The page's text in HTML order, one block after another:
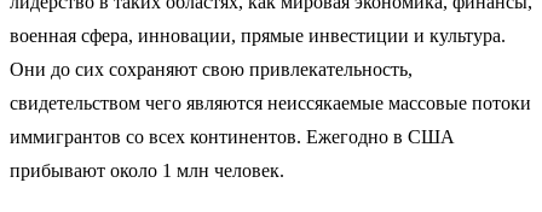
военная сфера, инновации, прямые инвестиции и культура.
Они до сих сохраняют свою привлекательность,
свидетельством чего являются неиссякаемые массовые потоки
иммигрантов со всех континентов. Ежегодно в США
прибывают около 1 млн человек.